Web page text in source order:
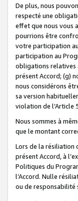
De plus, nous
respecté une
effet que nous vous
pourrions être
votre participation
participation au
obligations relatives
présent Accord; (g)
nous considérons
sa version
violation de l’Article
Nous sommes à
que le montant
Lors de la résiliation
présent Accord, à
Politiques du
l’Accord. Nulle
ou de responsabilité